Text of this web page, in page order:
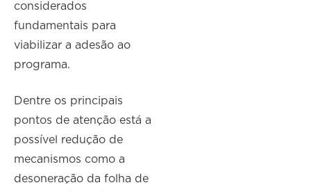
considerados
fundamentais para
viabilizar a adesão ao
programa.
Dentre os principais
pontos de atenção está a
possível redução de
mecanismos como a
desoneração da folha de